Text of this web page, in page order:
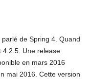
de Spring 4. Quand
4.2.5. Une release
en mars 2016
mai 2016. Cette version